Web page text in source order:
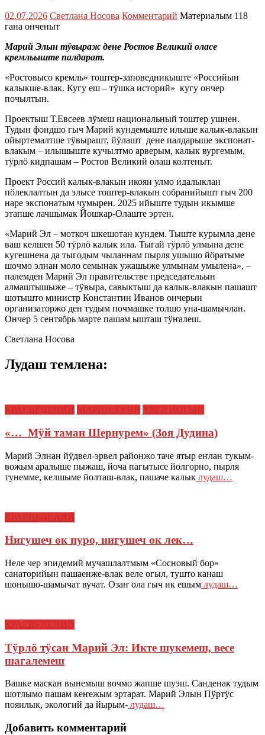
02.07.2026 Светлана Носова Комментарий Материалым 118
гана онченыт
Марий Элын тӱвыраж дене Ростов Великий оласе
кремльыште палдарат.
«Ростовысо кремль» тоштер-заповедникыште «Российын
калыкше-влак. Кугу еш – тӱшка историй» кугу ончер
почылтын.
Проектыш Т.Евсеев лӱмеш национальный тоштер ушнен.
Тудын фондшо гыч Марий кундемыште илыше калык-влакын
ойыртемалтше тӱвырашт, йӱлашт дене палдарыше экспонат-
влакым – илышыште кучылтмо арверым, калык вургемым,
тӱрлӧ кидпашам – Ростов Великий олаш колтеныт.
Проект Россий калык-влакын икоян улмо идалыклан
пӧлеклалтын да элысе тоштер-влакын собранийышт гыч 200
наре экспонатым чумырен. 2025 ийыште тудын икымше
этапше лачшымак Йошкар-Олаште эртен.
«Марий Эл – моткоч шкешотан кундем. Тыште курымла дене
ваш келшен 50 тӱрлӧ калык ила. Тыгай тӱрлӧ улмына дене
кугешнена да тыгодым чыланнам пырля ушышо йӧратыме
шочмо элнан моло семынак ужашыже улмынам умылена», –
палемден Марий Эл правительстве председательын
алмаштышыже – тӱвыра, савыктыш да калык-влакын пашашт
шотышто министр Константин Иванов ончерын
организаторжо ден тудым почмашке толшо уна-шамычлан.
Ончер 5 сентябрь марте пашам ышташ тӱҥалеш.
Светлана Носова
Лудаш темлена:
«… Мӱй таман Шернурем» (Зоя Дудина)
Марий Элнан йӱдвел-эрвел районжо таче ятыр еҥлан тукым-
вожым аралыше пыжаш, йоча пагытысе йолгорно, пырля
тунемме, келшыме йолташ-влак, пашаче калык лудаш…
Нигушеч ок пуро, нигушеч ок лек…
Неле чер эпидемий мучашлалтмым «Сосновый бор»
санаторийын пашаенже-влак веле огыл, тушто канаш
шонышо-шамычат вучат. Озаҥ ола гыч ик ешым лудаш…
Тӱрлӧ тӱсан Марий Эл: Икте шукемеш, весе
шагалемеш
Вашке маскан вынемыш вочмо жапше шуэш. Санденак тудым
шотлымо пашам кеҥежым эртарат. Марий Элын Пӱртӱс
поянлык, экологий да йырым- лудаш…
Добавить комментарий